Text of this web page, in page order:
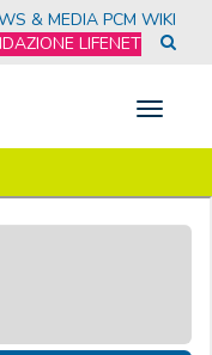
& MEDIA PCM WIKI
LIFENET
Toggle